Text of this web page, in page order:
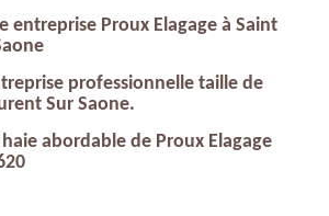
entreprise Proux Elagage à Saint
professionnelle taille de
Sur Saone.
abordable de Proux Elagage